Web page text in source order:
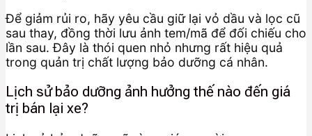
Để giảm rủi ro, hãy yêu cầu giữ lại vỏ dầu và lọc cũ
sau thay, đồng thời lưu ảnh tem/mã để đối chiếu cho
lần sau. Đây là thói quen nhỏ nhưng rất hiệu quả
trong quản trị chất lượng bảo dưỡng cá nhân.
Lịch sử bảo dưỡng ảnh hưởng thế nào đến giá
trị bán lại xe?